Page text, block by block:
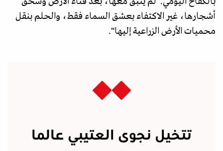
أشجارها، غير الاكتفاء بعشق السماء فقط، والحلم بنقل
محميات الأرض الزراعية إليها".
تتخيل نجوى العتيبي عالما